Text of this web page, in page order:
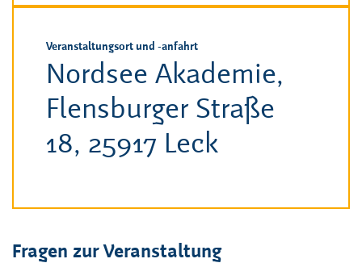
Veranstaltungsort und -anfahrt
Nordsee Akademie,
Flensburger Straße
18, 25917 Leck
Fragen zur Veranstaltung